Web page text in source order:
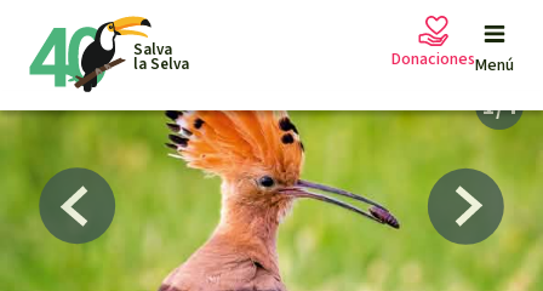
Salva
la Selva Menú
Peticiones
Proyectos
Donaciones
Tu donación ayuda
Donación general